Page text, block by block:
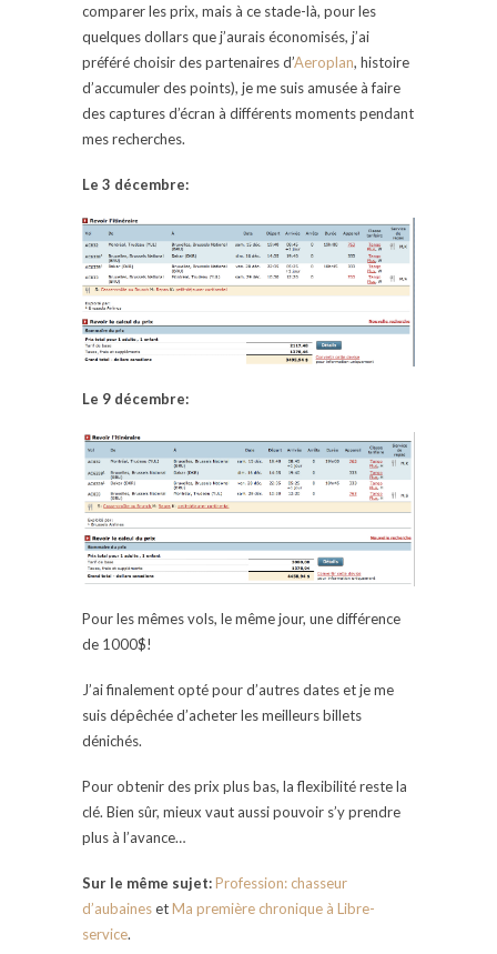
comparer les prix, mais à ce stade-là, pour les
quelques dollars que j’aurais économisés, j’ai
préféré choisir des partenaires d’Aeroplan, histoire
d’accumuler des points), je me suis amusée à faire
des captures d’écran à différents moments pendant
mes recherches.
Le 3 décembre:
Le 9 décembre:
Pour les mêmes vols, le même jour, une différence
de 1000$!
J’ai finalement opté pour d’autres dates et je me
suis dépêchée d’acheter les meilleurs billets
dénichés.
Pour obtenir des prix plus bas, la flexibilité reste la
clé. Bien sûr, mieux vaut aussi pouvoir s’y prendre
plus à l’avance…
Sur le même sujet:Profession: chasseur
d’aubainesetMa première chronique à Libre-
service.